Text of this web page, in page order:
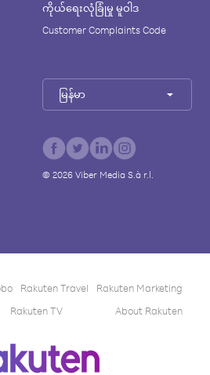
ကိုယ်ရေးလုံခြုံမှု မူဝါဒ
Customer Complaints Code
မြန်မာ
© 2026Viber Media S.à r.l.
Rakuten Travel
Rakuten Marketing
Rakuten TV About Rakuten